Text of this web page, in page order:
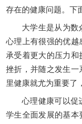
存在的健康问题。下
大学生是从为数
心理上有很强的优越
承受着更大的压力
挫折，并随之发生一
里健康就尤为重要了
心理健康可以促
学生全面发展的基本